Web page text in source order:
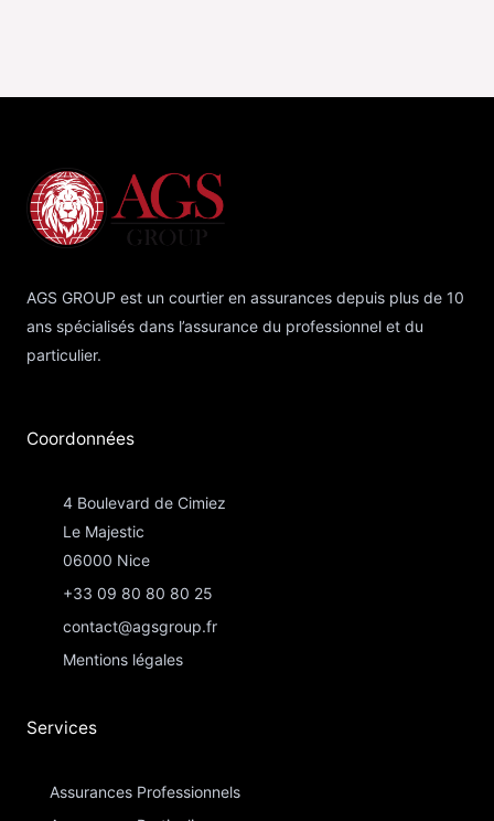
AGS GROUP est un courtier en assurances depuis plus de 10
ans spécialisés dans l’assurance du professionnel et du
particulier.
Coordonnées​
4 Boulevard de Cimiez
Le Majestic
06000 Nice
+33 09 80 80 80 25
contact@agsgroup.fr
Mentions légales
Services
Assurances Professionnels